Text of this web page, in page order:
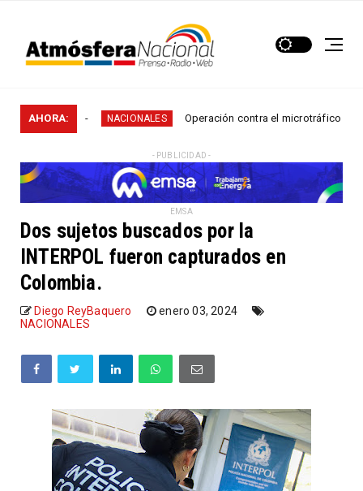
AHORA:NACIONALES Operación contra el microtráfico permitió que
- PUBLICIDAD -
EMSA
Dos sujetos buscados por la
INTERPOL fueron capturados en
Colombia.
Diego ReyBaquero
enero 03, 2024
NACIONALES